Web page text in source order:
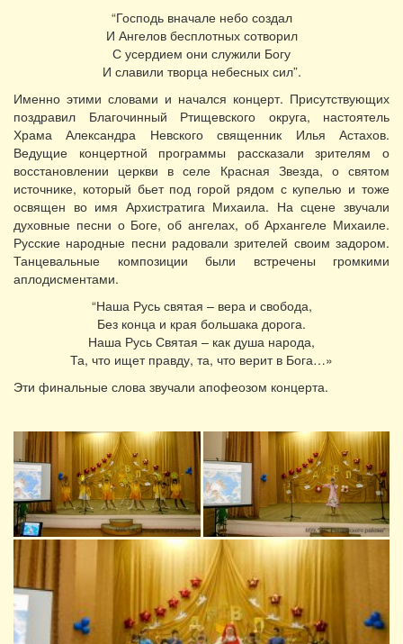
“Господь вначале небо создал
И Ангелов бесплотных сотворил
С усердием они служили Богу
И славили творца небесных сил”.
Именно этими словами и начался концерт. Присутствующих
поздравил Благочинный Ртищевского округа, настоятель
Храма Александра Невского священник Илья Астахов.
Ведущие концертной программы рассказали зрителям о
восстановлении церкви в селе Красная Звезда, о святом
источнике, который бьет под горой рядом с купелью и тоже
освящен во имя Архистратига Михаила. На сцене звучали
духовные песни о Боге, об ангелах, об Архангеле Михаиле.
Русские народные песни радовали зрителей своим задором.
Танцевальные композиции были встречены громкими
аплодисментами.
“Наша Русь святая – вера и свобода,
Без конца и края большака дорога.
Наша Русь Святая – как душа народа,
Та, что ищет правду, та, что верит в Бога…»
Эти финальные слова звучали апофеозом концерта.